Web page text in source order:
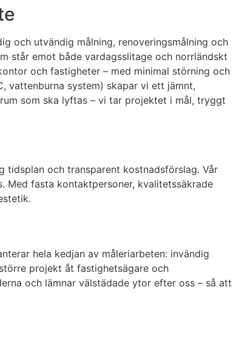
och utvändig målning, renoveringsmålning och
står emot både vardagsslitage och norrländskt
och fastigheter – med minimal störning och
vattenburna system) skapar vi ett jämnt,
som ska lyftas – vi tar projektet i mål, tryggt
och transparent kostnadsförslag. Vår
Med fasta kontaktpersoner, kvalitetssäkrade
hela kedjan av måleriarbeten: invändig
projekt åt fastighetsägare och
och lämnar välstädade ytor efter oss – så att